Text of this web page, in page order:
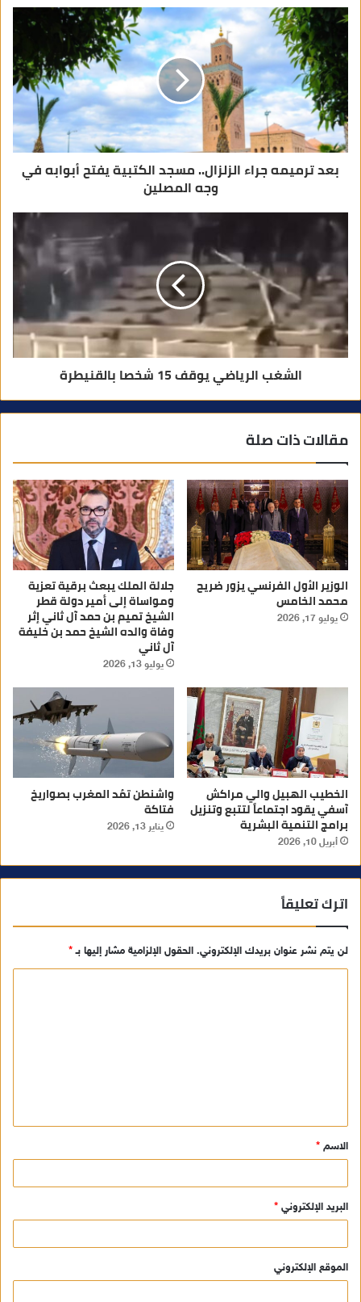
ا
ل
ك
و
ن
ي
بعد ترميمه جراء الزلزال.. مسجد الكتبية يفتح أبوابه في
وجه المصلين
الشغب الرياضي يوقف 15 شخصا بالقنيطرة
مقالات ذات صلة
الوزير الأول الفرنسي يزور ضريح
محمد الخامس
يوليو 17, 2026
جلالة الملك يبعث برقية تعزية
ومواساة إلى أمير دولة قطر
الشيخ تميم بن حمد آل ثاني إثر
وفاة والده الشيخ حمد بن خليفة
آل ثاني
يوليو 13, 2026
الخطيب الهبيل والي مراكش
آسفي يقود اجتماعاً لتتبع وتنزيل
برامج التنمية البشرية
أبريل 10, 2026
واشنطن تمُد المغرب بصواريخ
فتاكة
يناير 13, 2026
اترك تعليقاً
لن يتم نشر عنوان بريدك الإلكتروني. الحقول الإلزامية مشار إليها بـ*
ق
*
الاسم *
البريد الإلكتروني *
الموقع الإلكتروني